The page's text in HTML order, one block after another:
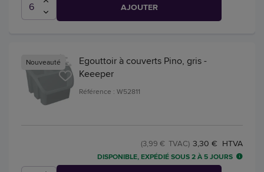
AJOUTER
Nouveauté
Egouttoir à couverts Pino, gris -
Keeeper
Référence : W52811
3,30 € HTVA
(3,99 € TVAC)
DISPONIBLE, EXPÉDIÉ SOUS 2 À 5 JOURS